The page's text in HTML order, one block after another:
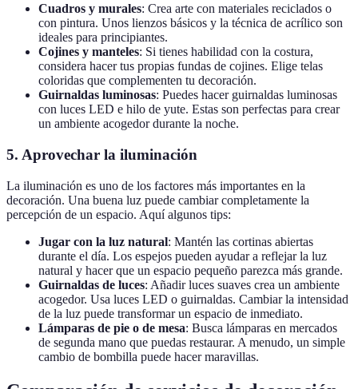
Cuadros y murales: Crea arte con materiales reciclados o
con pintura. Unos lienzos básicos y la técnica de acrílico son
ideales para principiantes.
Cojines y manteles: Si tienes habilidad con la costura,
considera hacer tus propias fundas de cojines. Elige telas
coloridas que complementen tu decoración.
Guirnaldas luminosas: Puedes hacer guirnaldas luminosas
con luces LED e hilo de yute. Estas son perfectas para crear
un ambiente acogedor durante la noche.
5. Aprovechar la iluminación
La iluminación es uno de los factores más importantes en la
decoración. Una buena luz puede cambiar completamente la
percepción de un espacio. Aquí algunos tips:
Jugar con la luz natural: Mantén las cortinas abiertas
durante el día. Los espejos pueden ayudar a reflejar la luz
natural y hacer que un espacio pequeño parezca más grande.
Guirnaldas de luces: Añadir luces suaves crea un ambiente
acogedor. Usa luces LED o guirnaldas. Cambiar la intensidad
de la luz puede transformar un espacio de inmediato.
Lámparas de pie o de mesa: Busca lámparas en mercados
de segunda mano que puedas restaurar. A menudo, un simple
cambio de bombilla puede hacer maravillas.